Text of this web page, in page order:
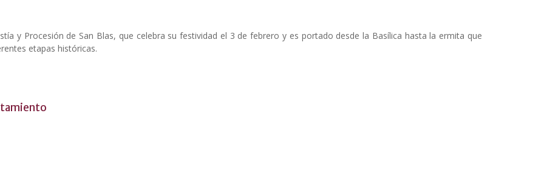
y Procesión de San Blas, que celebra su festividad el 3 de febrero y es portado desde la Basílica hasta la ermita que
etapas históricas.